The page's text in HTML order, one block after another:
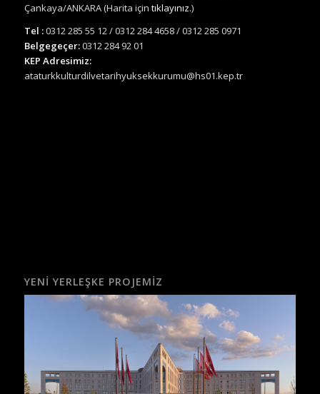
Çankaya/ANKARA (Harita için tıklayınız.)
Tel :0312 285 55 12 / 0312 284 4658 / 0312 285 0971
Belgegeçer:0312 284 92 01
KEP Adresimiz:
ataturkkulturdilvetarihyuksekkurumu@hs01.kep.tr
YENI YERLEŞKE PROJEMIZ